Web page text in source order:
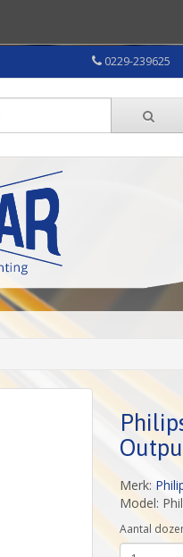
0229-239625
Merk:
Model:
Aantal